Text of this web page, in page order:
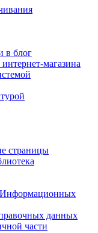
в блог
магазина
страницы
Информационных
данных
части